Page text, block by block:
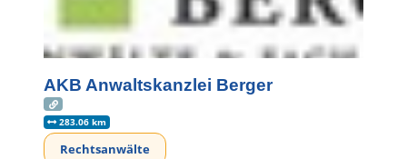
AKB Anwaltskanzlei Berger
283.06 km
Rechtsanwälte